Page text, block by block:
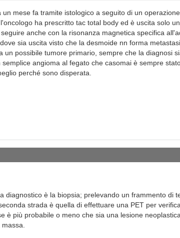
mese fa tramite istologico a seguito di un
ha prescritto tac total body ed è uscita solo
anche con la risonanza magnetica specifica
sia uscita visto che la desmoide nn forma
possibile tumore primario, sempre che la diagnosi
angioma al fegato che casomai è sempre stato
perché sono disperata.
è la biopsia; prelevando un frammento di
strada è quella di effettuare una PET per
è più probabile o meno che sia una lesione